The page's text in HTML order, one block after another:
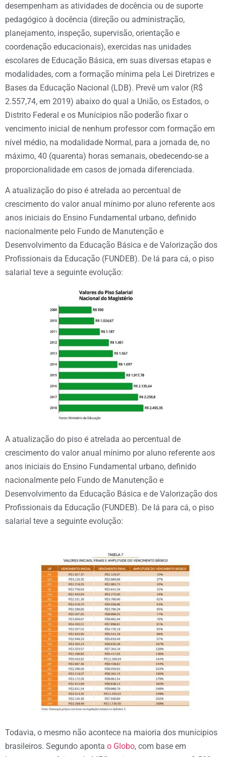
desempenham as atividades de docência ou de suporte
pedagógico à docência (direção ou administração,
planejamento, inspeção, supervisão, orientação e
coordenação educacionais), exercidas nas unidades
escolares de Educação Básica, em suas diversas etapas e
modalidades, com a formação mínima pela Lei Diretrizes e
Bases da Educação Nacional (LDB). Prevê um valor (R$
2.557,74, em 2019) abaixo do qual a União, os Estados, o
Distrito Federal e os Munícipios não poderão fixar o
vencimento inicial de nenhum professor com formação em
nível médio, na modalidade Normal, para a jornada de, no
máximo, 40 (quarenta) horas semanais, obedecendo-se a
proporcionalidade em casos de jornada diferenciada.
A atualização do piso é atrelada ao percentual de
crescimento do valor anual mínimo por aluno referente aos
anos iniciais do Ensino Fundamental urbano, definido
nacionalmente pelo Fundo de Manutenção e
Desenvolvimento da Educação Básica e de Valorização dos
Profissionais da Educação (FUNDEB). De lá para cá, o piso
salarial teve a seguinte evolução:
A atualização do piso é atrelada ao percentual de
crescimento do valor anual mínimo por aluno referente aos
anos iniciais do Ensino Fundamental urbano, definido
nacionalmente pelo Fundo de Manutenção e
Desenvolvimento da Educação Básica e de Valorização dos
Profissionais da Educação (FUNDEB). De lá para cá, o piso
salarial teve a seguinte evolução:
Todavia, o mesmo não acontece na maioria dos munícipios
brasileiros. Segundo aponta o Globo, com base em